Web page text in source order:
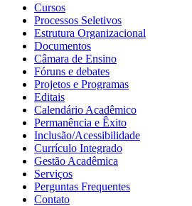
Cursos
Processos Seletivos
Estrutura Organizacional
Documentos
Câmara de Ensino
Fóruns e debates
Projetos e Programas
Editais
Calendário Acadêmico
Permanência e Êxito
Inclusão/Acessibilidade
Currículo Integrado
Gestão Acadêmica
Serviços
Perguntas Frequentes
Contato